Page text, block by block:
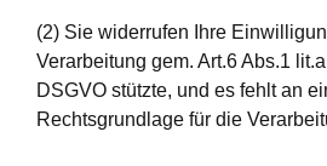
(2) Sie widerrufen Ihre
Verarbeitung gem. Art.6 Abs.1
DSGVO stützte, und es fehlt an
Rechtsgrundlage für die